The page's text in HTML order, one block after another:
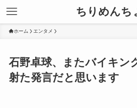
ちりめんち
ホーム エンタメ
石野卓球、またバイキン
射た発言だと思います